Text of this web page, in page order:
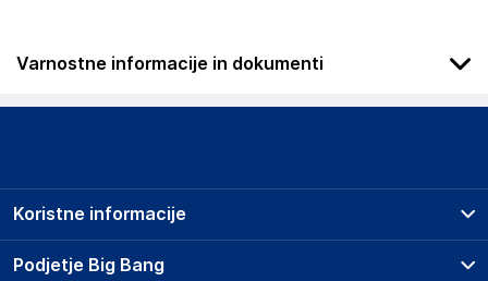
Varnostne informacije in dokumenti
Podatki o proizvajalcu
Global Service Group
Poland
Podjetje Big Bang
Koristne informacije
Prodajna mesta